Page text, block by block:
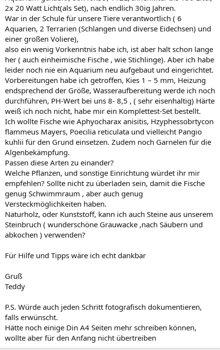
2x 20 Watt Licht(als Set), nach endlich 30ig Jahren.
War in der Schule für unsere Tiere verantwortlich ( 6
Aquarien, 2 Terrarien (Schlangen und diverse Eidechsen) und
einer großen Voliere),
also ein wenig Vorkenntnis habe ich, ist aber halt schon lange
her ( auch einheimische Fische , wie Stichlinge). Aber ich habe
leider noch nie ein Aquarium neu aufgebaut und eingerichtet.
Vorbereitungen habe ich getroffen, Kies 1 – 5 mm, Heizung
endsprechend der Größe, Wasseraufbereitung werde ich noch
durchführen, PH-Wert bei uns 8- 8,5 , ( sehr eisenhaltig) Härte
weiß ich noch nicht, habe mir ein Komplettest-Set bestellt.
Ich wollte Fische wie Aphyocharax anisitis, Hzyphessobrtycon
flammeus Mayers, Poecilia reticulata und vielleicht Pangio
kuhlii für den Grund einsetzen. Zudem noch Garnelen für die
Algenbekämpfung.
Passen diese Arten zu einander?
Welche Pflanzen, und sonstige Einrichtung würdet ihr mir
empfehlen? Sollte nicht zu überladen sein, damit die Fische
genug Schwimmraum , aber auch genug
Versteckmöglichkeiten haben.
Naturholz, oder Kunststoff, kann ich auch Steine aus unserem
Steinbruch ( wunderschöne Grauwacke ,nach Säubern und
abkochen ) verwenden?
Für Hilfe und Tipps wäre ich echt dankbar
Gruß
Teddy
P.S. Würde auch jeden Schritt fotografisch dokumentieren,
falls erwünscht.
Hätte noch einige Din A4 Seiten mehr schreiben können,
wollte aber für den Anfang nicht übertreiben